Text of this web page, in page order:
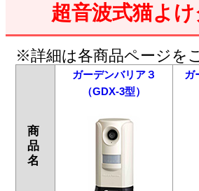
超音波式猫よ
※詳細は各商品ページを
商
品
名
ガーデンバリア３
（GDX-3型）
ガ